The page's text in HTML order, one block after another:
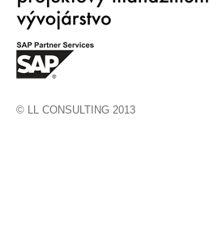
© LL CONSULTING 2013